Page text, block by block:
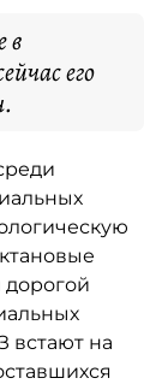
в
его
встают на